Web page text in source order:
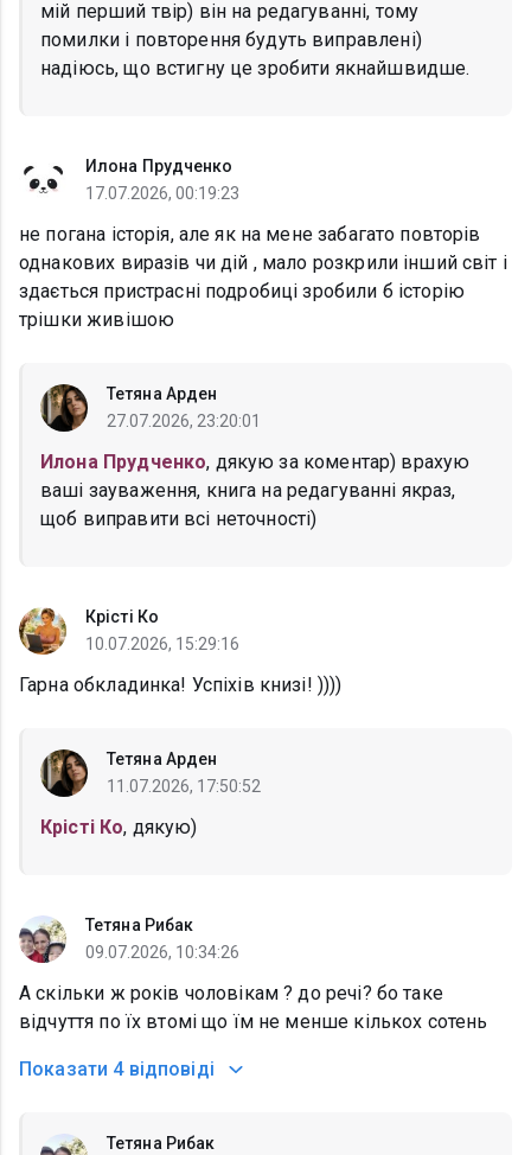
мій перший твір) він на редагуванні, тому
помилки і повторення будуть виправлені)
надіюсь, що встигну це зробити якнайшвидше.
Илона Прудченко
17.07.2026, 00:19:23
не погана історія, але як на мене забагато повторів
однакових виразів чи дій , мало розкрили інший світ і
здається пристрасні подробиці зробили б історію
трішки живішою
Тетяна Арден
27.07.2026, 23:20:01
Илона Прудченко, дякую за коментар) врахую
ваші зауваження, книга на редагуванні якраз,
щоб виправити всі неточності)
Крісті Ко
10.07.2026, 15:29:16
Гарна обкладинка! Успіхів книзі! ))))
Тетяна Арден
11.07.2026, 17:50:52
Крісті Ко, дякую)
Тетяна Рибак
09.07.2026, 10:34:26
А скільки ж років чоловікам ? до речі? бо таке
відчуття по їх втомі що їм не менше кількох сотень
Показати 4 відповіді
Тетяна Рибак